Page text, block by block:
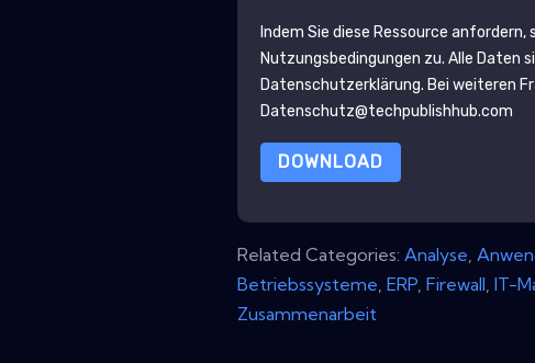
Indem Sie diese Ressource
Nutzungsbedingungen zu. Alle Daten
Datenschutzerklärung. Bei weiteren
Datenschutz@techpublishhub.com
DOWNLOAD
Related Categories:Analyse,
Betriebssysteme,ERP,Firewall,IT-
Zusammenarbeit